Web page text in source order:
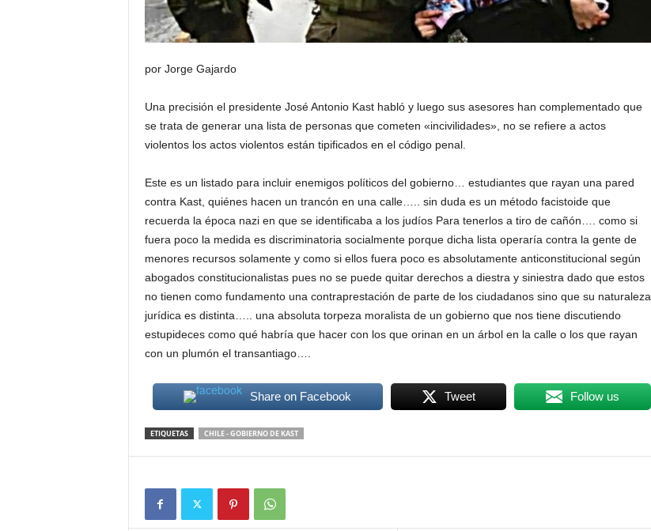
por Jorge Gajardo
Una precisión el presidente José Antonio Kast habló y luego sus asesores han complementado que
se trata de generar una lista de personas que cometen «incivilidades», no se refiere a actos
violentos los actos violentos están tipificados en el código penal.
Este es un listado para incluir enemigos políticos del gobierno… estudiantes que rayan una pared
contra Kast, quiénes hacen un trancón en una calle….. sin duda es un método facistoide que
recuerda la época nazi en que se identificaba a los judíos Para tenerlos a tiro de cañón…. como si
fuera poco la medida es discriminatoria socialmente porque dicha lista operaría contra la gente de
menores recursos solamente y como si ellos fuera poco es absolutamente anticonstitucional según
abogados constitucionalistas pues no se puede quitar derechos a diestra y siniestra dado que estos
no tienen como fundamento una contraprestación de parte de los ciudadanos sino que su naturaleza
jurídica es distinta….. una absoluta torpeza moralista de un gobierno que nos tiene discutiendo
estupideces como qué habría que hacer con los que orinan en un árbol en la calle o los que rayan
con un plumón el transantiago….
Share on Facebook Tweet Follow us
ETIQUETAS CHILE - GOBIERNO DE KAST